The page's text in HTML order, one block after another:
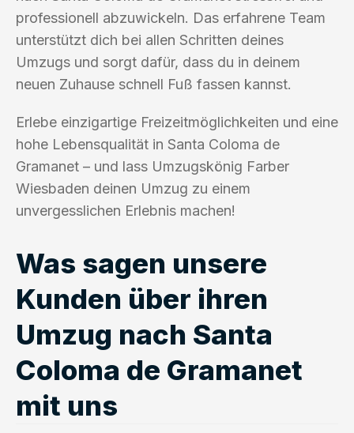
professionell abzuwickeln. Das erfahrene Team
unterstützt dich bei allen Schritten deines
Umzugs und sorgt dafür, dass du in deinem
neuen Zuhause schnell Fuß fassen kannst.
Erlebe einzigartige Freizeitmöglichkeiten und eine
hohe Lebensqualität in Santa Coloma de
Gramanet – und lass Umzugskönig Farber
Wiesbaden deinen Umzug zu einem
unvergesslichen Erlebnis machen!
Was sagen unsere
Kunden über ihren
Umzug nach Santa
Coloma de Gramanet
mit uns